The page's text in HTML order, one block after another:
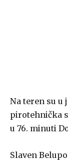
Na teren su u
pirotehnička
u 76. minuti
Slaven